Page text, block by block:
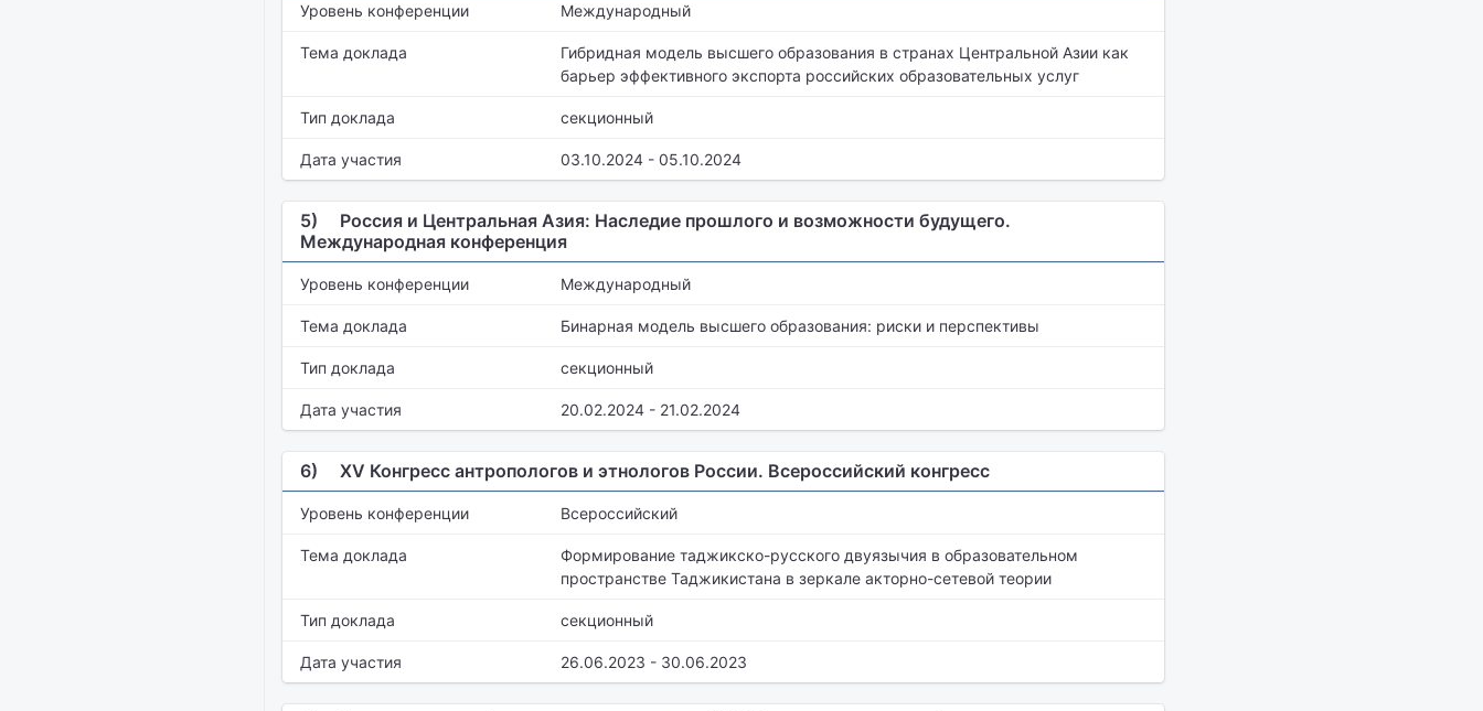
Уровень конференции Международный
Тема доклада
Гибридная модель высшего образования в странах Центральной Азии как
барьер эффективного экспорта российских образовательных услуг
Тип доклада секционный
Дата участия 03.10.2024 - 05.10.2024
5)
Россия и Центральная Азия: Наследие прошлого и возможности будущего.
Международная конференция
Уровень конференции Международный
Тема доклада Бинарная модель высшего образования: риски и перспективы
Тип доклада секционный
Дата участия 20.02.2024 - 21.02.2024
6) XV Конгресс антропологов и этнологов России. Всероссийский конгресс
Уровень конференции Всероссийский
Тема доклада
Формирование таджикско-русского двуязычия в образовательном
пространстве Таджикистана в зеркале акторно-сетевой теории
Тип доклада секционный
Дата участия 26.06.2023 - 30.06.2023